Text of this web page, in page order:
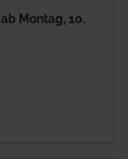
ab Montag, 10.